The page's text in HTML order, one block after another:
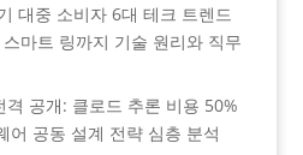
대중 소비자 6대 테크 트렌드
마트 링까지 기술 원리와 직무
공개: 클로드 추론 비용 50%
어 공동 설계 전략 심층 분석